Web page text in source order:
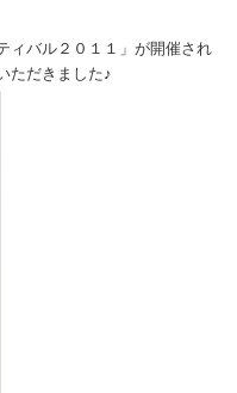
ィバル２０１１」が開催され
ただきました♪